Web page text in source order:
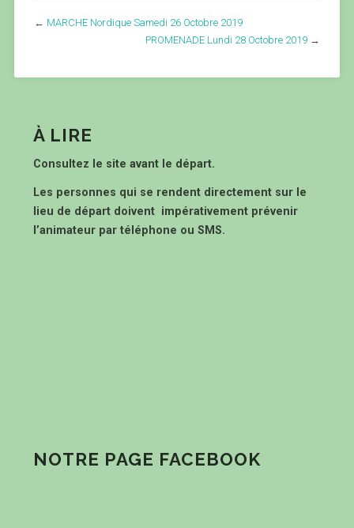
← MARCHE Nordique Samedi 26 Octobre 2019
PROMENADE Lundi 28 Octobre 2019 →
À LIRE
Consultez le site avant le départ.
Les personnes qui se rendent directement sur le
lieu de départ doivent impérativement prévenir
l’animateur par téléphone ou SMS.
NOTRE PAGE FACEBOOK